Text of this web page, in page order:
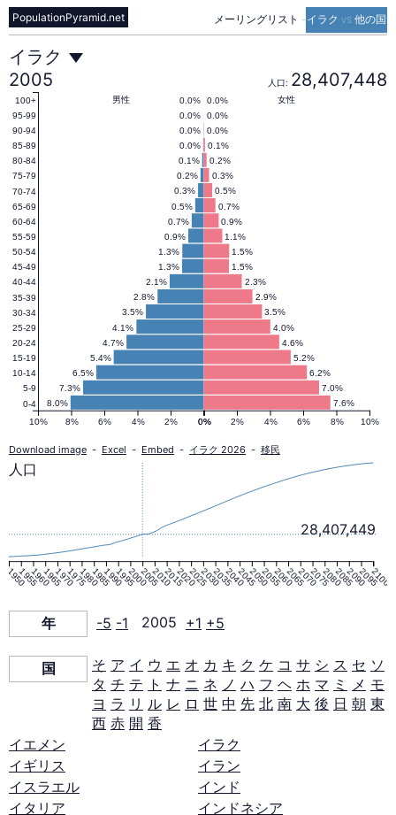
メーリングリスト - イラク vs 他の国
PopulationPyramid.net
イ
ラ
ク
の
人
口
ピ
ラ
ミ
ド
2005
年
イラク
2005
人口: 28,407,448
7.6%
8.0%
7.0%
7.3%
6.2%
6.5%
5.2%
5.4%
4.6%
4.7%
4.0%
4.1%
3.5%
3.5%
2.9%
2.8%
2.3%
2.1%
1.5%
1.3%
1.5%
1.3%
1.1%
0.9%
0.9%
0.7%
0.7%
0.5%
0.5%
0.3%
0.3%
0.2%
0.2%
0.1%
0.1%
0.0%
0.0%
0.0%
0.0%
0.0%
0.0%
0.0% 女性
男性
0% 2% 4% 6% 8% 10%
10% 8% 6% 4% 2% 0%
0-4
5-9
10-14
15-19
20-24
25-29
30-34
35-39
40-44
45-49
50-54
55-59
60-64
65-69
70-74
75-79
80-84
85-89
90-94
95-99
100+
Download image - Excel - Embed - イラク 2026 - 移民
1950195519601965197019751980198519901995200020052010201520202025203020352040204520502055206020652070207520802085209020952100
28,407,449
人口
年 -5 -1 2005 +1 +5
国 そ ア イ ウ エ オ カ キ ク ケ コ サ シ ス セ ソ
タ チ テ ト ナ ニ ネ ノ ハ フ ヘ ホ マ ミ メ モ
ヨ ラ リ ル レ ロ 世 中 先 北 南 大 後 日 朝 東
西 赤 開 香
イエメン
イギリス
イスラエル
イタリア
イラク
イラン
インド
インドネシア